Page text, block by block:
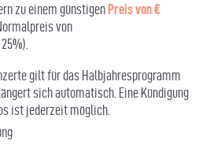
zu einem günstigenPreis von€
von
gilt für das Halbjahresprogramm
sich automatisch. Eine Kündigung
ist jederzeit möglich.